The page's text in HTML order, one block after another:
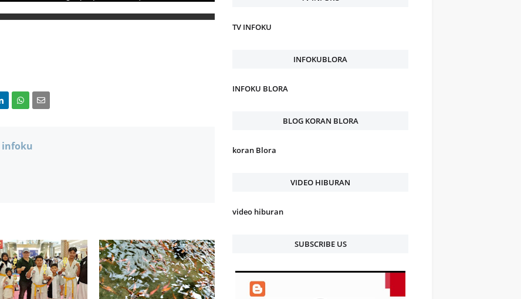
TV INFOKU
INFOKUBLORA
INFOKU BLORA
BLOG KORAN BLORA
koran Blora
VIDEO HIBURAN
video hiburan
SUBSCRIBE US